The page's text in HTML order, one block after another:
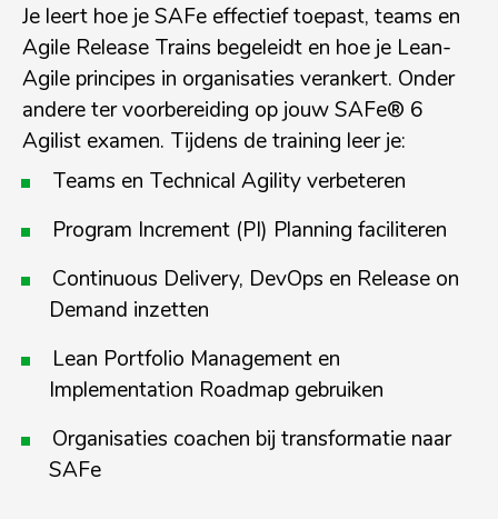
Je leert hoe je SAFe effectief toepast, teams en
Agile Release Trains begeleidt en hoe je Lean-
Agile principes in organisaties verankert. Onder
andere ter voorbereiding op jouw SAFe® 6
Agilist examen. Tijdens de training leer je:
Teams en Technical Agility verbeteren
Program Increment (PI) Planning faciliteren
Continuous Delivery, DevOps en Release on
Demand inzetten
Lean Portfolio Management en
Implementation Roadmap gebruiken
Organisaties coachen bij transformatie naar
SAFe